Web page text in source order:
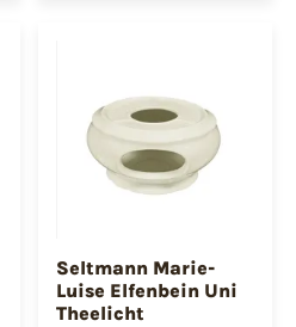
Seltmann Marie-
Luise Elfenbein Uni
Theelicht